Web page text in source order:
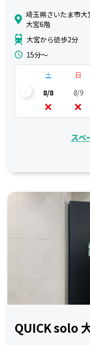
埼玉県さいたま市
大宮6階
大宮から徒歩2分
15分〜
土
8/8
日
8/9
スペ
QUICK solo